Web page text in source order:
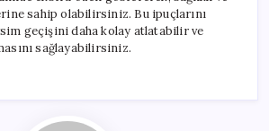
sahip olabilirsiniz. Bu ipuçlarını
geçişini daha kolay atlatabilir ve
sağlayabilirsiniz.